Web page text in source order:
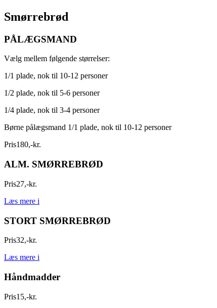
Smørrebrød
PÅLÆGSMAND
Vælg mellem følgende størrelser:
1/1 plade, nok til 10-12 personer
1/2 plade, nok til 5-6 personer
1/4 plade, nok til 3-4 personer
Børne pålægsmand 1/1 plade, nok til 10-12 personer
Pris180,-kr.
ALM. SMØRREBRØD
Pris27,-kr.
Læs mere i
STORT SMØRREBRØD
Pris32,-kr.
Læs mere i
Håndmadder
Pris15,-kr.